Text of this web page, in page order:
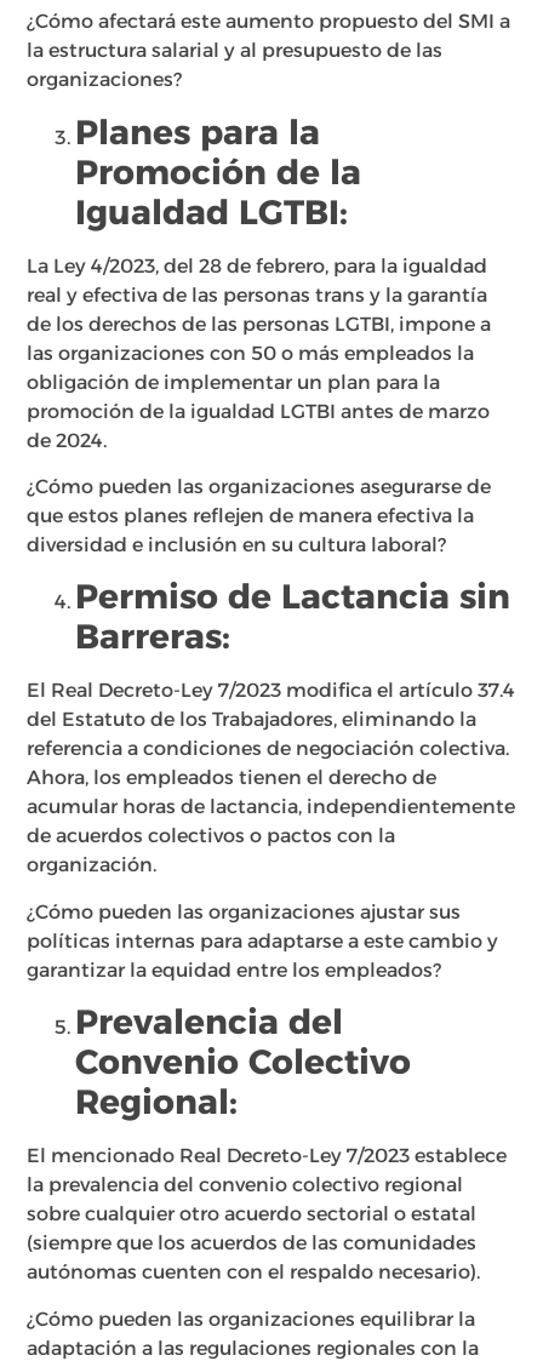
¿Cómo afectará este aumento propuesto del SMI a
la estructura salarial y al presupuesto de las
organizaciones?
Planes para la
Promoción de la
Igualdad LGTBI:
La Ley 4/2023, del 28 de febrero, para la igualdad
real y efectiva de las personas trans y la garantía
de los derechos de las personas LGTBI, impone a
las organizaciones con 50 o más empleados la
obligación de implementar un plan para la
promoción de la igualdad LGTBI antes de marzo
de 2024.
¿Cómo pueden las organizaciones asegurarse de
que estos planes reflejen de manera efectiva la
diversidad e inclusión en su cultura laboral?
Permiso de Lactancia sin
Barreras:
El Real Decreto-Ley 7/2023 modifica el artículo 37.4
del Estatuto de los Trabajadores, eliminando la
referencia a condiciones de negociación colectiva.
Ahora, los empleados tienen el derecho de
acumular horas de lactancia, independientemente
de acuerdos colectivos o pactos con la
organización.
¿Cómo pueden las organizaciones ajustar sus
políticas internas para adaptarse a este cambio y
garantizar la equidad entre los empleados?
Prevalencia del
Convenio Colectivo
Regional:
El mencionado Real Decreto-Ley 7/2023 establece
la prevalencia del convenio colectivo regional
sobre cualquier otro acuerdo sectorial o estatal
(siempre que los acuerdos de las comunidades
autónomas cuenten con el respaldo necesario).
¿Cómo pueden las organizaciones equilibrar la
adaptación a las regulaciones regionales con la